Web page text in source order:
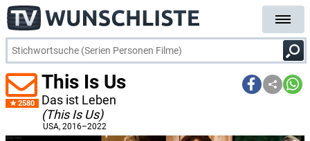
2580
This Is Us
Das ist Leben
(This Is Us)
USA, 2016–2022